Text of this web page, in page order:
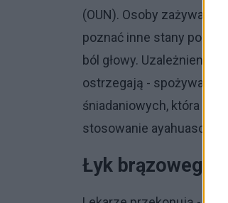
(OUN). Osoby
poznać inne stany
ból głowy. Uzależnieni,
ostrzegają - spożywanie
śniadaniowych, która w
stosowanie ayahuasci
Łyk brązowego